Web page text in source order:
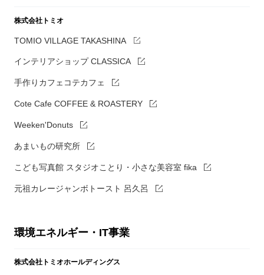
株式会社トミオ
TOMIO VILLAGE TAKASHINA
インテリアショップ CLASSICA
手作りカフェコテカフェ
Cote Cafe COFFEE & ROASTERY
Weeken'Donuts
あまいもの研究所
こども写真館 スタジオことり・小さな美容室 fika
元祖カレージャンボトースト 呂久呂
環境エネルギー・IT事業
株式会社トミオホールディングス